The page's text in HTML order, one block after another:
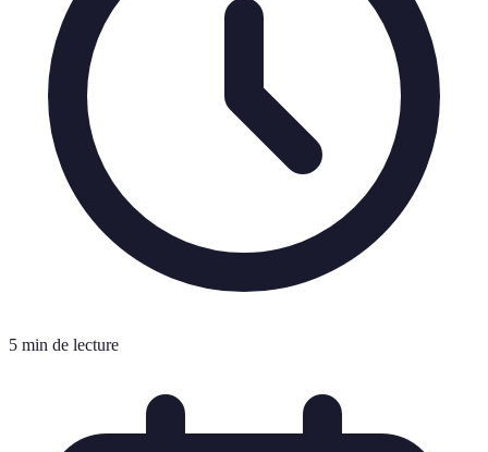
5 min de lecture